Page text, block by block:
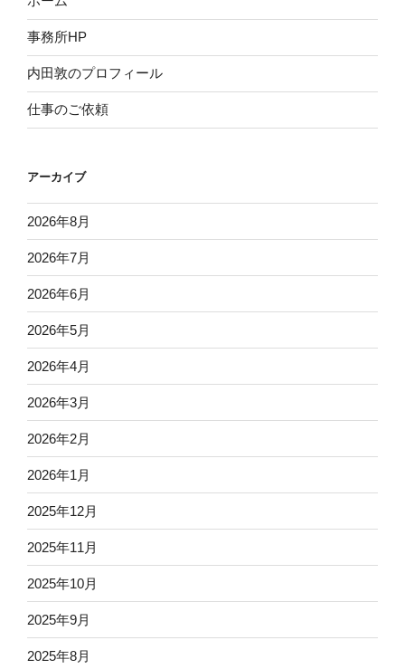
事務所HP
内田敦のプロフィール
仕事のご依頼
アーカイブ
2026年8月
2026年7月
2026年6月
2026年5月
2026年4月
2026年3月
2026年2月
2026年1月
2025年12月
2025年11月
2025年10月
2025年9月
2025年8月